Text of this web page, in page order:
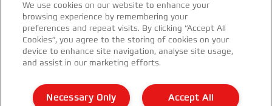
Klantenservice
Mijn gegevens beheren
Garantievoorwaarden
Conformiteitsverklaringen
Richtlijnen bij recycling van verpakkingen
We use cookies on our website to enhance your
browsing experience by remembering your
preferences and repeat visits. By clicking “Accept All
Cookies”, you agree to the storing of cookies on your
device to enhance site navigation, analyse site usage,
and assist in our marketing efforts.
Accept All
Necessary Only